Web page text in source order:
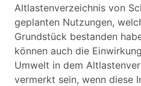
Altlastenverzeichnis von
geplanten Nutzungen,
Grundstück bestanden
können auch die
Umwelt in dem
vermerkt sein, wenn diese